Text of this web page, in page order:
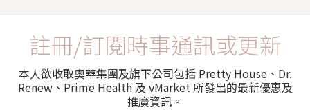
註冊/訂閱時事通訊或更新
本人欲收取奧華集團及旗下公司包括 Pretty House、Dr.
Renew、Prime Health 及 vMarket 所發出的最新優惠及
推廣資訊。